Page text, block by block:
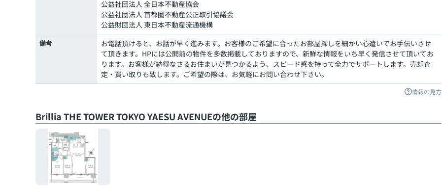
公益社団法人 全日本不動産協会
公益社団法人 首都圏不動産公正取引協議会
公益財団法人 東日本不動産流通機構
備考
お電話頂けると、お話が早く進みます。お客様のご希望に合ったお部屋探しを細かい心遣いでお手伝いさせ
て頂きます。HPには公開前の物件を多数掲載しておりますので、新鮮な情報をいち早く発信させて頂いてお
ります。お客様が納得なさるお住まいが見つかるよう、スピード感を持って全力でサポートします。売却査
定・買い取りも致します。ご希望の際は、お気軽にお問い合わせ下さい。
情報の見方
Brillia THE TOWER TOKYO YAESU AVENUEの他の部屋